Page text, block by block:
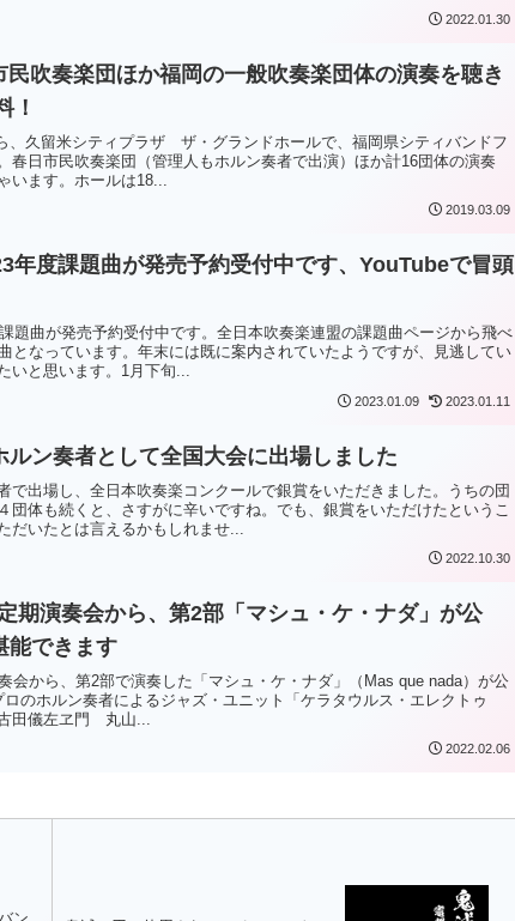
2022.01.30
吹奏楽団ほか福岡の一般吹奏楽団体の演奏を聴き
！
、久留米シティプラザ ザ・グランドホールで、福岡県シティバンドフ
春日市民吹奏楽団（管理人もホルン奏者で出演）ほか計16団体の演奏
います。ホールは18...
2019.03.09
年度課題曲が発売予約受付中です、YouTubeで冒頭
題曲が発売予約受付中です。全日本吹奏楽連盟の課題曲ページから飛べ
となっています。年末には既に案内されていたようですが、見逃してい
いと思います。1月下旬...
2023.01.09 2023.01.11
ルン奏者として全国大会に出場しました
で出場し、全日本吹奏楽コンクールで銀賞をいただきました。うちの団
団体も続くと、さすがに辛いですね。でも、銀賞をいただけたというこ
だいたとは言えるかもしれませ...
2022.10.30
期演奏会から、第2部「マシュ・ケ・ナダ」が公
能できます
会から、第2部で演奏した「マシュ・ケ・ナダ」（Mas que nada）が公
のホルン奏者によるジャズ・ユニット「ケラタウルス・エレクトゥ
田儀左ヱ門 丸山...
2022.02.06